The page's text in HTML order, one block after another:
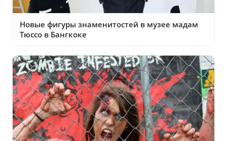
Новые фигуры знаменитостей в музее мадам
Тюссо в Бангкоке